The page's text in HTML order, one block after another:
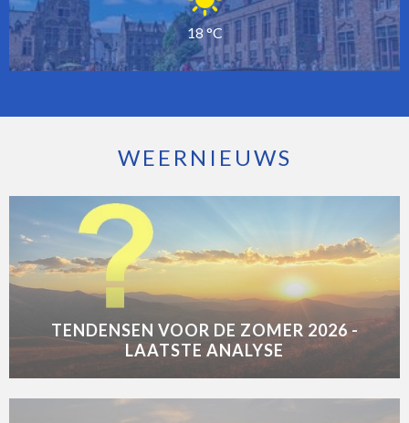
18 °C
WEERNIEUWS
TENDENSEN VOOR DE ZOMER 2026 -
LAATSTE ANALYSE